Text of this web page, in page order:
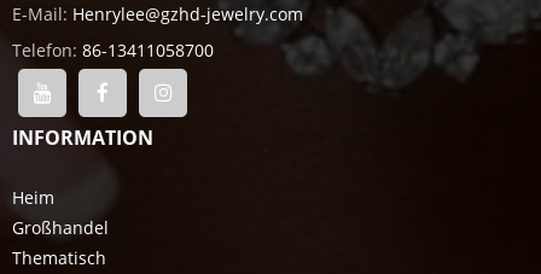
E-Mail: Henrylee@gzhd-jewelry.com
Telefon: 86-13411058700
INFORMATION
Heim
Großhandel
Thematisch